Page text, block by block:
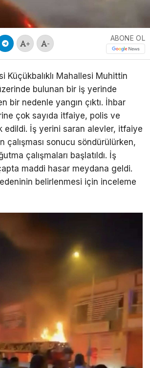
+ -
ABONE OL
Küçükbalıklı Mahallesi Muhittin
bulunan bir iş yerinde
bir nedenle yangın çıktı. İhbar
çok sayıda itfaiye, polis ve
edildi. İş yerini saran alevler, itfaiye
çalışması sonucu söndürülürken,
çalışmaları başlatıldı. İş
maddi hasar meydana geldi.
belirlenmesi için inceleme